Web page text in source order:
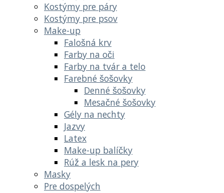
Kostýmy pre páry
Kostýmy pre psov
Make-up
Falošná krv
Farby na oči
Farby na tvár a telo
Farebné šošovky
Denné šošovky
Mesačné šošovky
Gély na nechty
Jazvy
Latex
Make-up balíčky
Rúž a lesk na pery
Masky
Pre dospelých